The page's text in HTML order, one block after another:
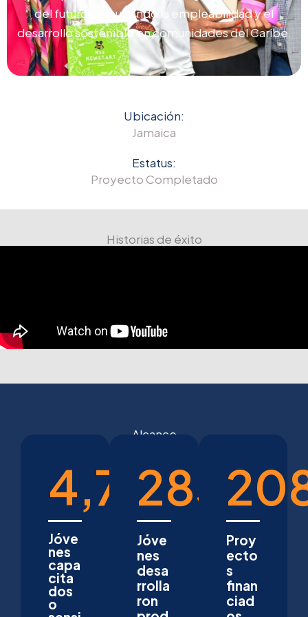
del futuro, impulsando la empleabilidad y el
desarrollo sostenible en comunidades del Caribe.
Ubicación:
Jamaica
Estatus:
Proyecto Completado
Historias de éxito
Alcance
4,732
Jóve
nes
capa
cita
dos
o
285
Jóve
nes
desa
rrolla
ron
Proy
ecto
s
finan
ciad